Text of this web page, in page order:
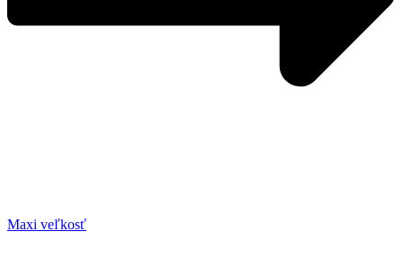
Maxi veľkosť